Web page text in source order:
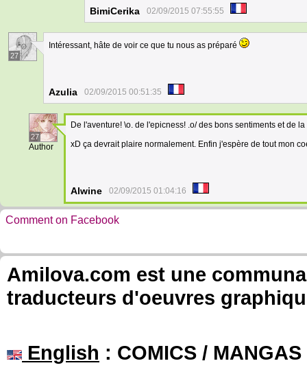
BimiCerika 02/09/2015 07:55:55
27
Intéressant, hâte de voir ce que tu nous as préparé
Azulia 02/09/2015 00:51:35
27
Author
De l'aventure! \o. de l'epicness! .o/ des bons sentiments et de
xD ça devrait plaire normalement. Enfin j'espère de tout mon
Alwine 02/09/2015 01:04:16
Comment on Facebook
Amilova.com est une
traducteurs d'oeuvres
English : COMICS /